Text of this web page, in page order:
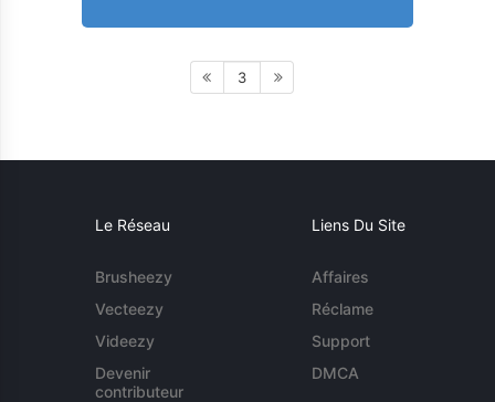
3
Le Réseau
Brusheezy
Vecteezy
Videezy
Devenir
contributeur
Liens Du Site
Affaires
Réclame
Support
DMCA